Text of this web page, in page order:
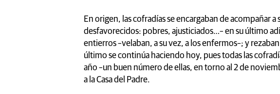
En origen, las cofradías se encargaban de acompañar
desfavorecidos: pobres, ajusticiados…– en su último
entierros –velaban, a su vez, a los enfermos–; y
último se continúa haciendo hoy, pues todas las
año –un buen número de ellas, en torno al 2 de
a la Casa del Padre.